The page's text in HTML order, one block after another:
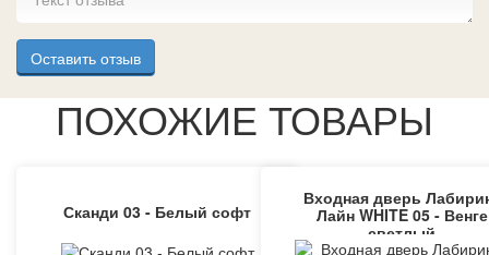
Оставить отзыв
ПОХОЖИЕ ТОВАРЫ
Сканди 03 - Белый софт
Входная дверь
Лайн WHITE 05 - Венге
светлый